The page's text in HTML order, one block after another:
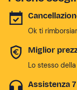
Ok ti
Miglior
Lo stesso
Assistenza